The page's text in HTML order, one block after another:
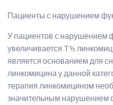
Пациенты с нарушением
У пациентов с нарушением
увеличивается T½
является основанием для
линкомицина у данной
терапия линкомицином
значительным нарушением